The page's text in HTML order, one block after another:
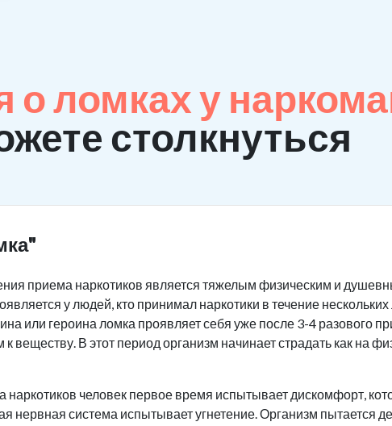
ломках у
столкнуться
приема наркотиков является тяжелым физическим и
у людей, кто принимал наркотики в течение
или героина ломка проявляет себя уже после 3-4 разового
веществу. В этот период организм начинает страдать как на
наркотиков человек первое время испытывает дискомфорт,
нервная система испытывает угнетение. Организм пытается